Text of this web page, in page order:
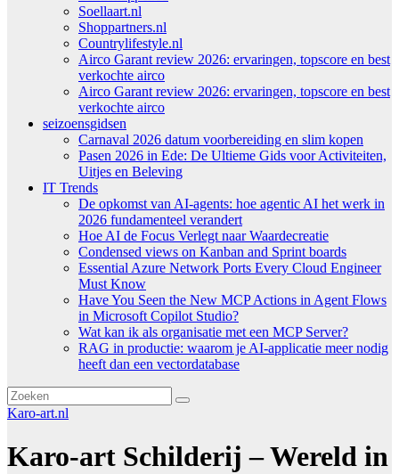
Soellaart.nl
Shoppartners.nl
Countrylifestyle.nl
Airco Garant review 2026: ervaringen, topscore en best
verkochte airco
Airco Garant review 2026: ervaringen, topscore en best
verkochte airco
seizoensgidsen
Carnaval 2026 datum voorbereiding en slim kopen
Pasen 2026 in Ede: De Ultieme Gids voor Activiteiten,
Uitjes en Beleving
IT Trends
De opkomst van AI-agents: hoe agentic AI het werk in
2026 fundamenteel verandert
Hoe AI de Focus Verlegt naar Waardecreatie
Condensed views on Kanban and Sprint boards
Essential Azure Network Ports Every Cloud Engineer
Must Know
Have You Seen the New MCP Actions in Agent Flows
in Microsoft Copilot Studio?
Wat kan ik als organisatie met een MCP Server?
RAG in productie: waarom je AI-applicatie meer nodig
heeft dan een vectordatabase
Karo-art.nl
Karo-art Schilderij – Wereld in